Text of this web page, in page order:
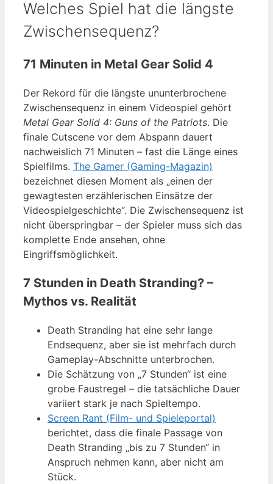
Welches Spiel hat die längste
Zwischensequenz?
71 Minuten in Metal Gear Solid 4
Der Rekord für die längste ununterbrochene
Zwischensequenz in einem Videospiel gehört
Metal Gear Solid 4: Guns of the Patriots. Die
finale Cutscene vor dem Abspann dauert
nachweislich 71 Minuten – fast die Länge eines
Spielfilms. The Gamer (Gaming-Magazin)
bezeichnet diesen Moment als „einen der
gewagtesten erzählerischen Einsätze der
Videospielgeschichte“. Die Zwischensequenz ist
nicht überspringbar – der Spieler muss sich das
komplette Ende ansehen, ohne
Eingriffsmöglichkeit.
7 Stunden in Death Stranding? –
Mythos vs. Realität
Death Stranding hat eine sehr lange
Endsequenz, aber sie ist mehrfach durch
Gameplay-Abschnitte unterbrochen.
Die Schätzung von „7 Stunden“ ist eine
grobe Faustregel – die tatsächliche Dauer
variiert stark je nach Spieltempo.
Screen Rant (Film- und Spieleportal)
berichtet, dass die finale Passage von
Death Stranding „bis zu 7 Stunden“ in
Anspruch nehmen kann, aber nicht am
Stück.